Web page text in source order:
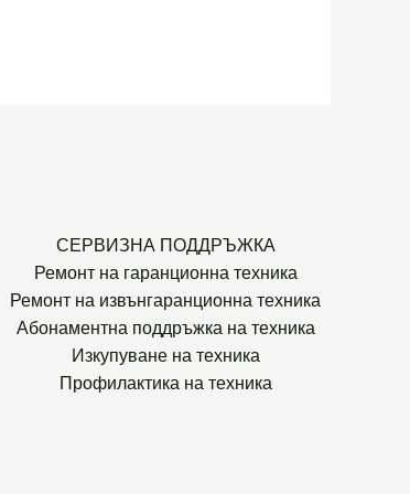
СЕРВИЗНА ПОДДРЪЖКА
Ремонт на гаранционна техника
Ремонт на извънгаранционна техника
Абонаментна поддръжка на техника
Изкупуване на техника
Профилактика на техника